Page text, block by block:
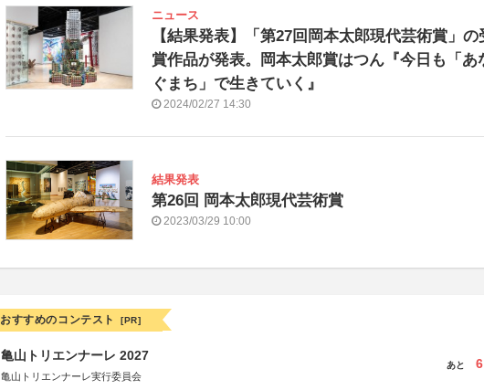
ニュース
【結果発表】「第27回岡本太郎現代芸術賞」の
賞作品が発表。岡本太郎賞はつん『今日も「あ
ぐまち」で生きていく』
2024/02/27 14:30
結果発表
第26回 岡本太郎現代芸術賞
2023/03/29 10:00
おすすめのコンテスト [PR]
亀山トリエンナーレ 2027
亀山トリエンナーレ実行委員会
あと 6